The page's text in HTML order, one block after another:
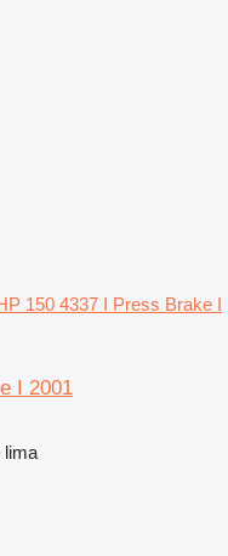
150 4337 I Press Brake I
I 2001
lima